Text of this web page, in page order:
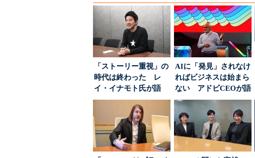
「ストーリー重視」の
時代は終わった レ
イ・イナモト氏が語
る、信頼を軸にしたブ
AIに「発見」されなけ
ればビジネスは始まら
ない アドビCEOが語
った、AIエージ...